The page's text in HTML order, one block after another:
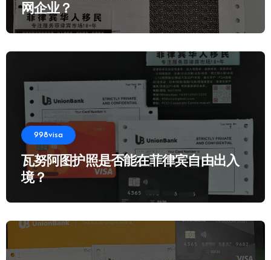
网企业？
998visa
瓦努阿图护照是否能在菲律宾自由出入
境？